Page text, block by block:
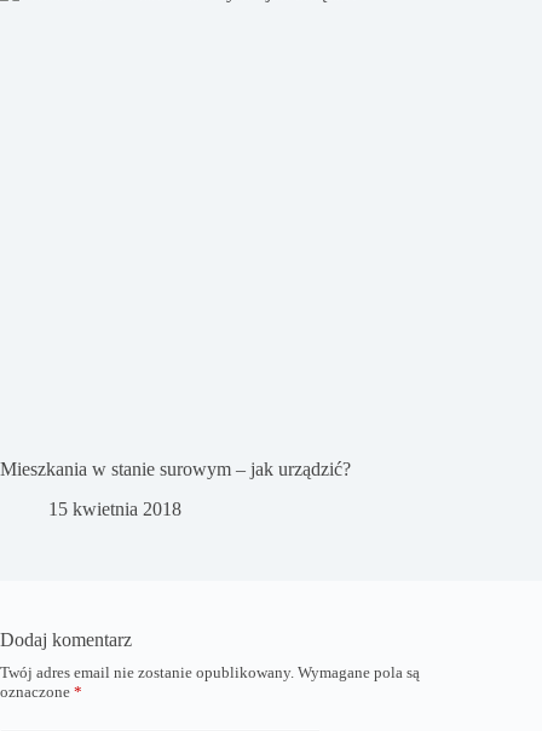
Mieszkania w stanie surowym – jak urządzić?
15 kwietnia 2018
Dodaj komentarz
Twój adres email nie zostanie opublikowany. Wymagane pola są
oznaczone *